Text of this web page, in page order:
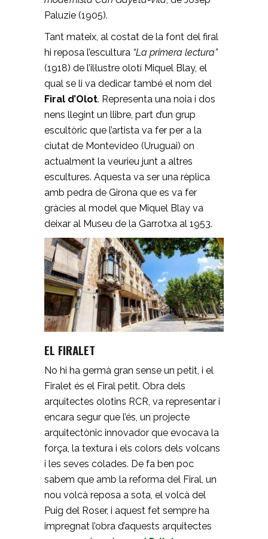
Paluzie (1905).
Tant mateix, al costat de la font del firal
hi reposa l’escultura “La primera lectura”
(1918) de l’il·lustre olotí Miquel Blay, el
qual se li va dedicar també el nom del
Firal d’Olot. Representa una noia i dos
nens llegint un llibre, part d’un grup
escultòric que l’artista va fer per a la
ciutat de Montevideo (Uruguai) on
actualment la veurieu junt a altres
escultures. Aquesta va ser una rèplica
amb pedra de Girona que es va fer
gràcies al model que Miquel Blay va
deixar al Museu de la Garrotxa al 1953.
EL FIRALET
No hi ha germà gran sense un petit, i el
Firalet és el Firal petit. Obra dels
arquitectes olotins RCR, va representar i
encara segur que l’és, un projecte
arquitectònic innovador que evocava la
força, la textura i els colors dels volcans
i les seves colades. De fa ben poc
sabem que amb la reforma del Firal, un
nou volcà reposa a sota, el volcà del
Puig del Roser, i aquest fet sempre ha
impregnat l’obra d’aquests arquitectes